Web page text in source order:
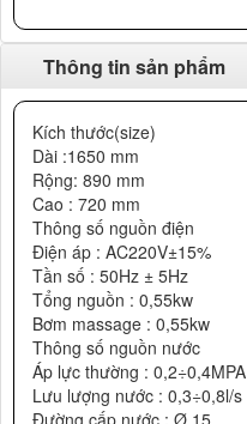
Thông tin sản phẩm
Kích thước(size)
Dài :1650 mm
Rộng: 890 mm
Cao : 720 mm
Thông số nguồn điện
Điện áp : AC220V±15%
Tần số : 50Hz ± 5Hz
Tổng nguồn : 0,55kw
Bơm massage : 0,55kw
Thông số nguồn nước
Áp lực thường : 0,2÷0,4MPA
Lưu lượng nước : 0,3÷0,8l/s
Đường cấp nước : Ø 15